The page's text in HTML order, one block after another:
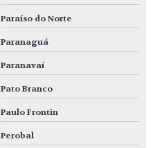
Paraíso do Norte
Paranaguá
Paranavaí
Pato Branco
Paulo Frontin
Perobal